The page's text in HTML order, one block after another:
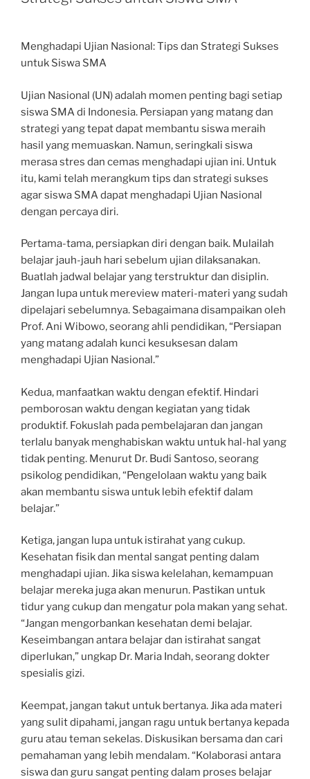
Menghadapi Ujian Nasional: Tips dan Strategi Sukses
untuk Siswa SMA
Ujian Nasional (UN) adalah momen penting bagi setiap
siswa SMA di Indonesia. Persiapan yang matang dan
strategi yang tepat dapat membantu siswa meraih
hasil yang memuaskan. Namun, seringkali siswa
merasa stres dan cemas menghadapi ujian ini. Untuk
itu, kami telah merangkum tips dan strategi sukses
agar siswa SMA dapat menghadapi Ujian Nasional
dengan percaya diri.
Pertama-tama, persiapkan diri dengan baik. Mulailah
belajar jauh-jauh hari sebelum ujian dilaksanakan.
Buatlah jadwal belajar yang terstruktur dan disiplin.
Jangan lupa untuk mereview materi-materi yang sudah
dipelajari sebelumnya. Sebagaimana disampaikan oleh
Prof. Ani Wibowo, seorang ahli pendidikan, “Persiapan
yang matang adalah kunci kesuksesan dalam
menghadapi Ujian Nasional.”
Kedua, manfaatkan waktu dengan efektif. Hindari
pemborosan waktu dengan kegiatan yang tidak
produktif. Fokuslah pada pembelajaran dan jangan
terlalu banyak menghabiskan waktu untuk hal-hal yang
tidak penting. Menurut Dr. Budi Santoso, seorang
psikolog pendidikan, “Pengelolaan waktu yang baik
akan membantu siswa untuk lebih efektif dalam
belajar.”
Ketiga, jangan lupa untuk istirahat yang cukup.
Kesehatan fisik dan mental sangat penting dalam
menghadapi ujian. Jika siswa kelelahan, kemampuan
belajar mereka juga akan menurun. Pastikan untuk
tidur yang cukup dan mengatur pola makan yang sehat.
“Jangan mengorbankan kesehatan demi belajar.
Keseimbangan antara belajar dan istirahat sangat
diperlukan,” ungkap Dr. Maria Indah, seorang dokter
spesialis gizi.
Keempat, jangan takut untuk bertanya. Jika ada materi
yang sulit dipahami, jangan ragu untuk bertanya kepada
guru atau teman sekelas. Diskusikan bersama dan cari
pemahaman yang lebih mendalam. “Kolaborasi antara
siswa dan guru sangat penting dalam proses belajar